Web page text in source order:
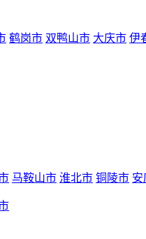
鹤岗市 双鸭山市 大庆市 伊
马鞍山市 淮北市 铜陵市 安